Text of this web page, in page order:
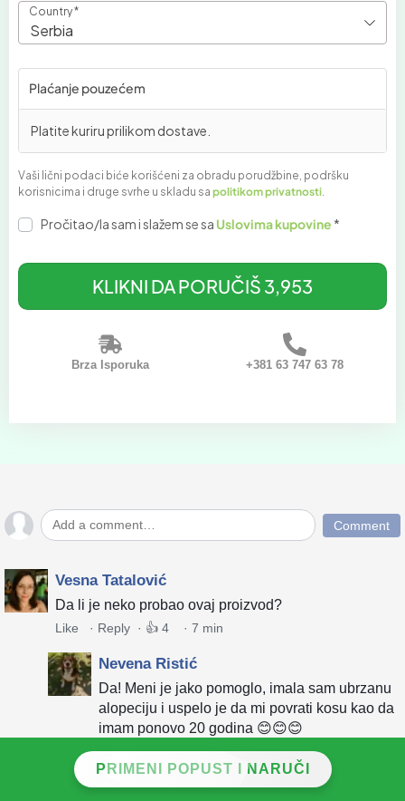
Country*
Serbia
Plaćanje pouzećem
Platite kuriru prilikom dostave.
Vaši lični podaci biće korišćeni za obradu porudžbine, podršku
korisnicima i druge svrhe u skladu sa politikom privatnosti.
Pročitao/la sam i slažem se sa Uslovima kupovine *
KLIKNI DA PORUČIŠ 3,953
Brza Isporuka +381 63 747 63 78
PRIMENI POPUST I NARUČI
Comment
Vesna Tatalović
Da li je neko probao ovaj proizvod?
Like · Reply · 👍 4 · 7 min
Nevena Ristić
Da! Meni je jako pomoglo, imala sam ubrzanu
alopeciju i uspelo je da mi povrati kosu kao da
imam ponovo 20 godina 😊😊😊
Like ·Reply ·👍8 ·15 min
Hristina Tomić